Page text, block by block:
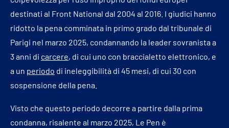
destinati al Front National dal 2004 al 2016. I giudici hanno
ridotto la pena comminata in primo grado dal tribunale di
Parigi nel marzo 2025, condannando la leader sovranista a
3 anni di carcere, di cui uno con braccialetto elettronico, e
a un periodo di ineleggibilità di 45 mesi, di cui 30 con
sospensione della pena.
Visto che questo periodo decorre a partire dalla prima
condanna, risalente al marzo 2025, Le Pen è